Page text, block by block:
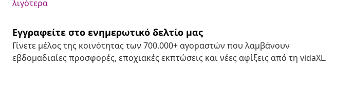
λιγότερα
Εγγραφείτε στο ενημερωτικό δελτίο μας
Γίνετε μέλος της κοινότητας των 700.000+ αγοραστών που λαμβάνουν
εβδομαδιαίες προσφορές, εποχιακές εκπτώσεις και νέες αφίξεις από τη vidaXL.